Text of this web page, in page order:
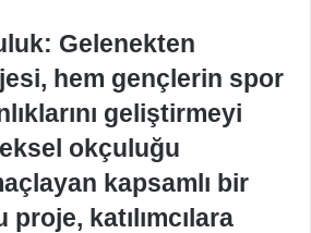
Gelenekten
hem gençlerin spor
geliştirmeyi
okçuluğu
kapsamlı bir
proje, katılımcılara